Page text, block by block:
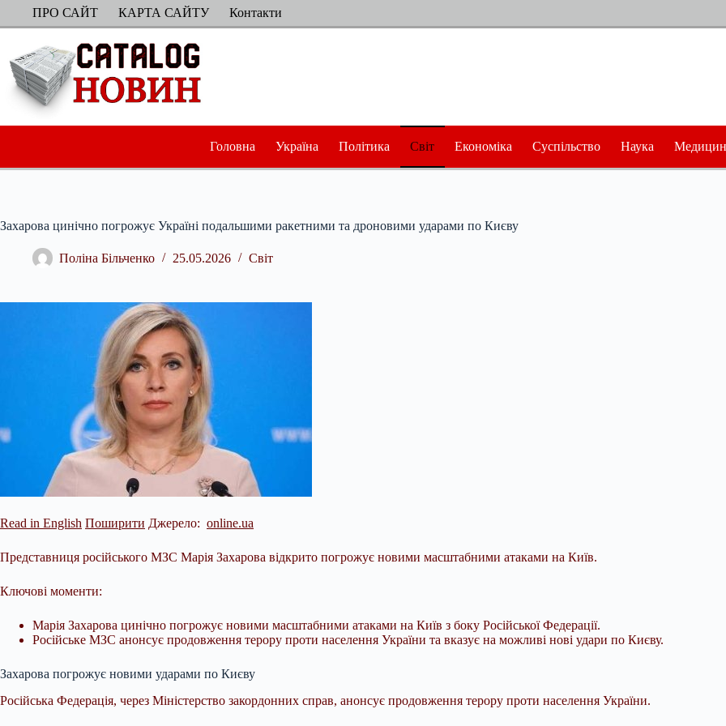
ПерейтиПРО САЙТ КАРТА САЙТУ Контакти
Головна Україна Політика Світ Економіка Суспільство Наука
Захарова цинічно погрожує Україні подальшими ракетними та дроновими ударами по Києву
Поліна Більченко 25.05.2026 Світ
Read in English Поширити Джерело: online.ua
Представниця російського МЗС Марія Захарова відкрито погрожує новими масштабними атаками на Київ.
Ключові моменти:
Марія Захарова цинічно погрожує новими масштабними атаками на Київ з боку Російської Федерації.
Російське МЗС анонсує продовження терору проти населення України та вказує на можливі нові удари по Києву.
Захарова погрожує новими ударами по Києву
Російська Федерація, через Міністерство закордонних справ, анонсує продовження терору проти населення України.